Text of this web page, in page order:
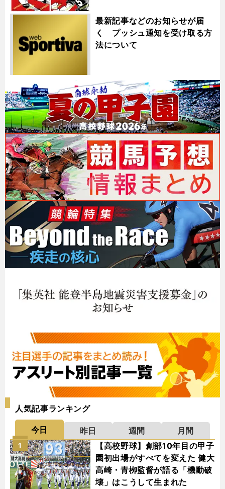
最新記事などのお知らせが届
く プッシュ通知を受け取る方
法について
人気記事ランキング
今日 昨日 週間
月間
【高校野球】創部10年目の甲子
園初出場がすべてを変えた 健大
高崎・青栁監督が語る「機動破
壊」はこうして生まれた
1